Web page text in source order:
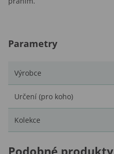
Parametry
Výrobce
Určení (pro koho)
Kolekce